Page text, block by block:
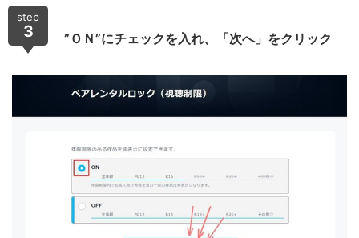
step
3 ”ＯＮ”にチェックを入れ、「次へ」をクリック